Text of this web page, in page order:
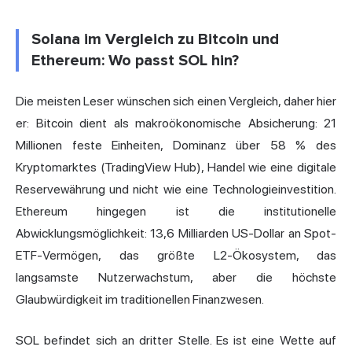
Solana im Vergleich zu Bitcoin und
Ethereum: Wo passt SOL hin?
Die meisten Leser wünschen sich einen Vergleich, daher hier
er: Bitcoin dient als makroökonomische Absicherung: 21
Millionen feste Einheiten, Dominanz über 58 % des
Kryptomarktes (TradingView Hub), Handel wie eine digitale
Reservewährung und nicht wie eine Technologieinvestition.
Ethereum hingegen ist die institutionelle
Abwicklungsmöglichkeit: 13,6 Milliarden US-Dollar an Spot-
ETF-Vermögen, das größte L2-Ökosystem, das
langsamste Nutzerwachstum, aber die höchste
Glaubwürdigkeit im traditionellen Finanzwesen.
SOL befindet sich an dritter Stelle. Es ist eine Wette auf